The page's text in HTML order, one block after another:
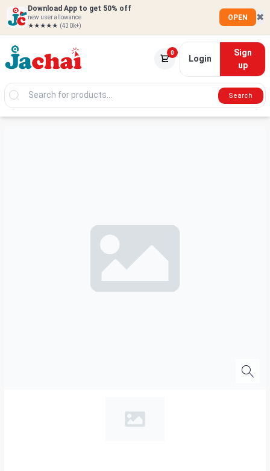
Download App to get 50% off
new user allowance
★★★★★ (430k+)
OPEN ✖
0
Login
Sign
up
Search